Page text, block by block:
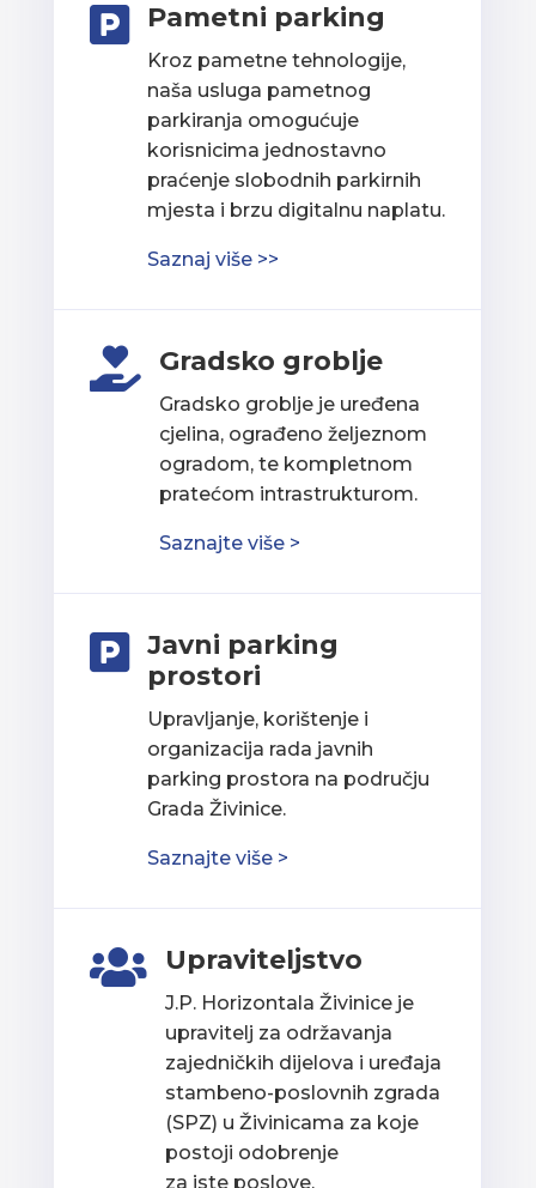
 Pametni parking
Kroz pametne tehnologije,
naša usluga pametnog
parkiranja omogućuje
korisnicima jednostavno
praćenje slobodnih parkirnih
mjesta i brzu digitalnu naplatu.
Saznaj više >>
 Gradsko groblje
Gradsko groblje je uređena
cjelina, ograđeno željeznom
ogradom, te kompletnom
pratećom intrastrukturom.
Saznajte više >

Javni parking
prostori
Upravljanje, korištenje i
organizacija rada javnih
parking prostora na području
Grada Živinice.
Saznajte više >
 Upraviteljstvo
J.P. Horizontala Živinice je
upravitelj za održavanja
zajedničkih dijelova i uređaja
stambeno-poslovnih zgrada
(SPZ) u Živinicama za koje
postoji odobrenje
za iste poslove.